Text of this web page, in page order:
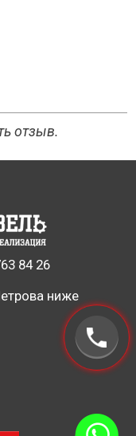
отзыв.
84 26
ниже